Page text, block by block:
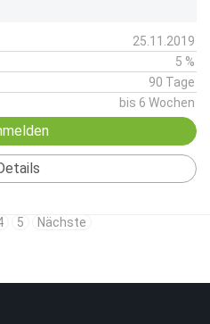
25.11.2019
5 %
90 Tage
bis 6 Wochen
5 Nächste